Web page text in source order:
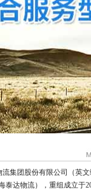
流集团股份有限公司（英
泰达物流），重组成立于